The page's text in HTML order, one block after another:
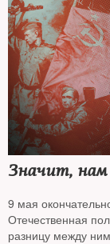
Значит, нам
9 мая
Отечественная
разницу между